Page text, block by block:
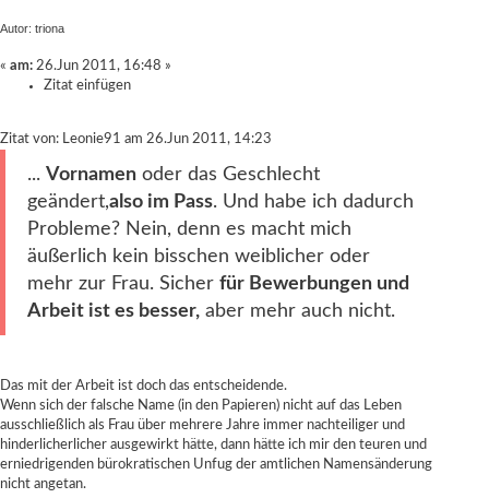
Autor: triona
« am: 26.Jun 2011, 16:48 »
Zitat einfügen
Zitat von: Leonie91 am 26.Jun 2011, 14:23
... Vornamen oder das Geschlecht
geändert,also im Pass. Und habe ich dadurch
Probleme? Nein, denn es macht mich
äußerlich kein bisschen weiblicher oder
mehr zur Frau. Sicher für Bewerbungen und
Arbeit ist es besser, aber mehr auch nicht.
Das mit der Arbeit ist doch das entscheidende.
Wenn sich der falsche Name (in den Papieren) nicht auf das Leben
ausschließlich als Frau über mehrere Jahre immer nachteiliger und
hinderlicherlicher ausgewirkt hätte, dann hätte ich mir den teuren und
erniedrigenden bürokratischen Unfug der amtlichen Namensänderung
nicht angetan.